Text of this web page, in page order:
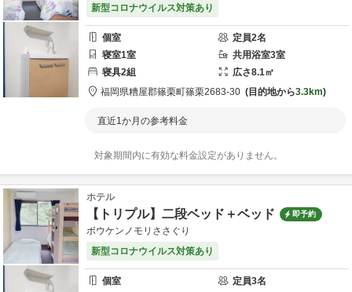
新型コロナウイルス対策あり
個室 定員2名
寝室1室 共用浴室3室
寝具2組 広さ8.1㎡
福岡県糟屋郡篠栗町篠栗2683-30 目的地から3.3km
直近1か月の参考料金
対象期間内に有効な料金設定がありません。
ホテル
【トリプル】二段ベッド＋ベッド 即予約
ボウケンノモリささぐり
新型コロナウイルス対策あり
個室 定員3名